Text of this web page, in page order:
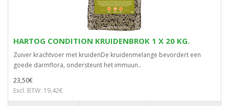
HARTOG CONDITION KRUIDENBROK 1 X 20 KG.
Zuiver krachtvoer met kruidenDe kruidenmelange bevordert een
goede darmflora, ondersteunt het immuun..
23,50€
Excl. BTW: 19,42€